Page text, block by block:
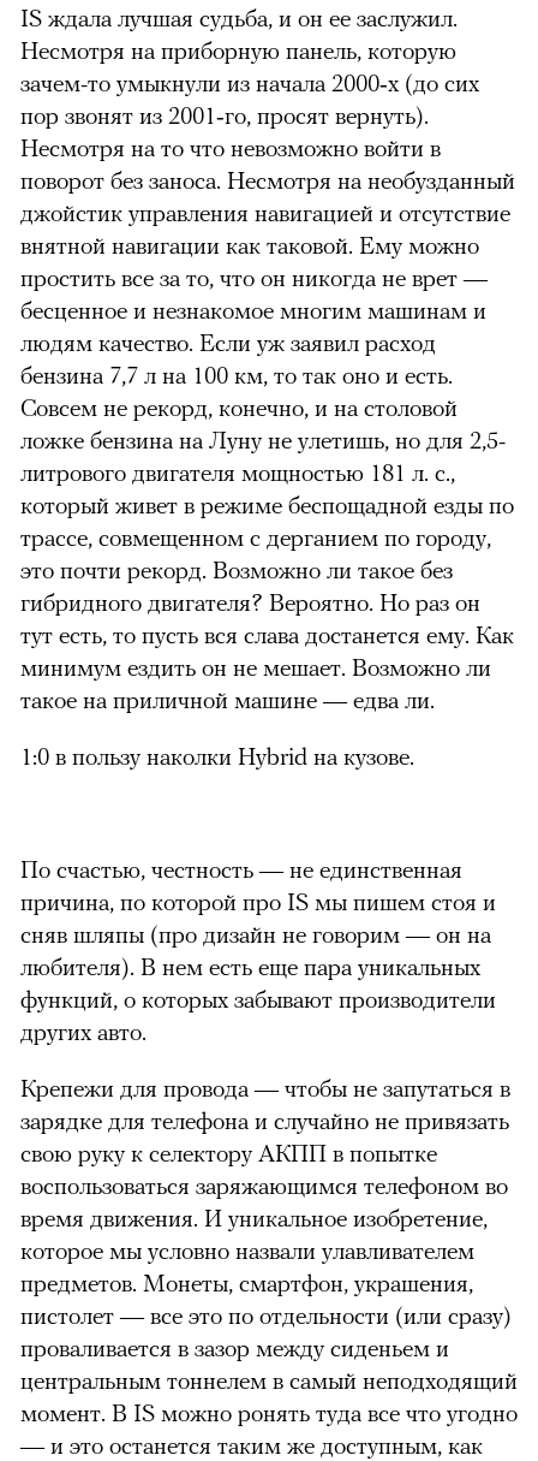
IS ждала лучшая судьба, и он ее заслужил.
Несмотря на приборную панель, которую
зачем-то умыкнули из начала 2000‑х (до сих
пор звонят из 2001‑го, просят вернуть).
Несмотря на то что невозможно войти в
поворот без заноса. Несмотря на необузданный
джойстик управления навигацией и отсутствие
внятной навигации как таковой. Ему можно
простить все за то, что он никогда не врет —
бесценное и незнакомое многим машинам и
людям качество. Если уж заявил расход
бензина 7,7 л на 100 км, то так оно и есть.
Совсем не рекорд, конечно, и на столовой
ложке бензина на Луну не улетишь, но для 2,5-
литрового двигателя мощностью 181 л. с.,
который живет в режиме беспощадной езды по
трассе, совмещенном с дерганием по городу,
это почти рекорд. Возможно ли такое без
гибридного двигателя? Вероятно. Но раз он
тут есть, то пусть вся слава достанется ему. Как
минимум ездить он не мешает. Возможно ли
такое на приличной машине — едва ли.
1:0 в пользу наколки Hybrid на кузове.
По счастью, честность — не единственная
причина, по которой про IS мы пишем стоя и
сняв шляпы (про дизайн не говорим — он на
любителя). В нем есть еще пара уникальных
функций, о которых забывают производители
других авто.
Крепежи для провода — чтобы не запутаться в
зарядке для телефона и случайно не привязать
свою руку к селектору АКПП в попытке
воспользоваться заряжающимся телефоном во
время движения. И уникальное изобретение,
которое мы условно назвали улавливателем
предметов. Монеты, смартфон, украшения,
пистолет — все это по отдельности (или сразу)
проваливается в зазор между сиденьем и
центральным тоннелем в самый неподходящий
момент. В IS можно ронять туда все что угодно
— и это останется таким же доступным, как